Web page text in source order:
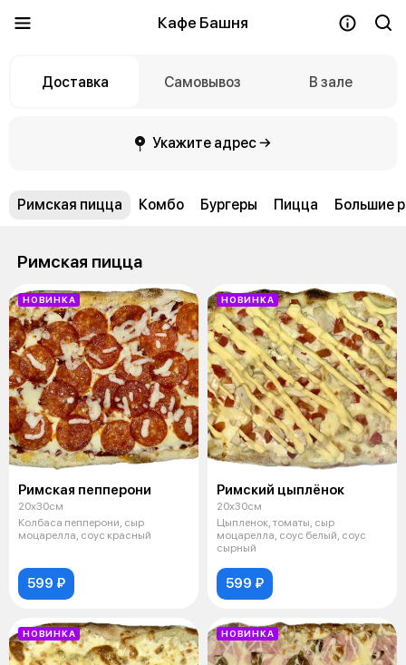
Кафе Башня
Доставка Самовывоз В зале
Укажите адрес →
Римская пицца Комбо Бургеры Пицца Большие
Римская пицца
НОВИНКА
Римская пепперони
20х30см
Колбаса пепперони, сыр
моцарелла, соус красный
599 ₽
НОВИНКА
Римский цыплёнок
20х30см
Цыпленок, томаты, сыр
моцарелла, соус белый, соус
сырный
599 ₽
НОВИНКА НОВИНКА